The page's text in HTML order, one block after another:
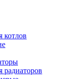
котлов